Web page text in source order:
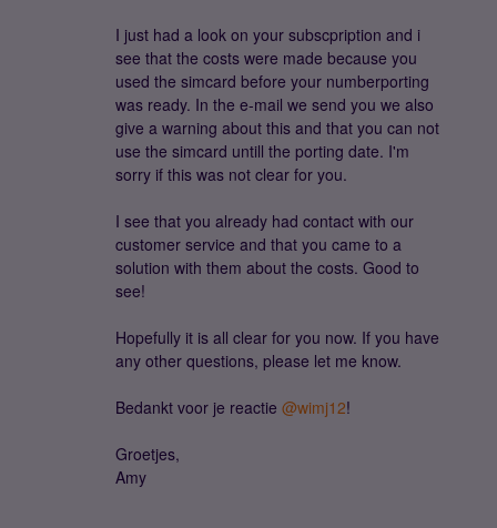
​​​​​​I just had a look on your subscpription and i
see that the costs were made because you
used the simcard before your numberporting
was ready. In the e-mail we send you we also
give a warning about this and that you can not
use the simcard untill the porting date. I'm
sorry if this was not clear for you.
I see that you already had contact with our
customer service and that you came to a
solution with them about the costs. Good to
see!
Hopefully it is all clear for you now. If you have
any other questions, please let me know.
Bedankt voor je reactie ​ @wimj12!
Groetjes,
Amy